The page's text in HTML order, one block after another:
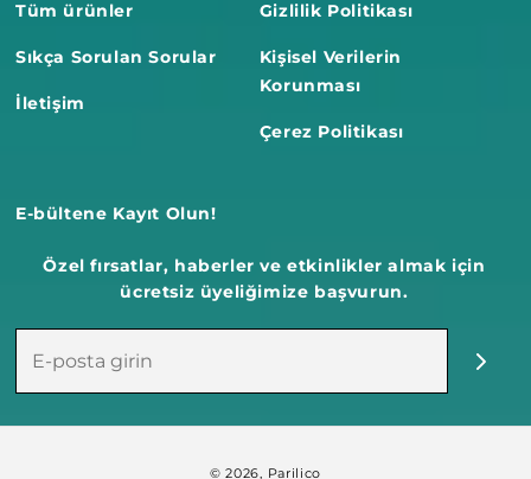
Tüm ürünler
Sıkça Sorulan Sorular
İletişim
Gizlilik Politikası
Kişisel Verilerin
Korunması
Çerez Politikası
E-bültene Kayıt Olun!
Özel fırsatlar, haberler ve etkinlikler almak için
ücretsiz üyeliğimize başvurun.
© 2026, Parilico